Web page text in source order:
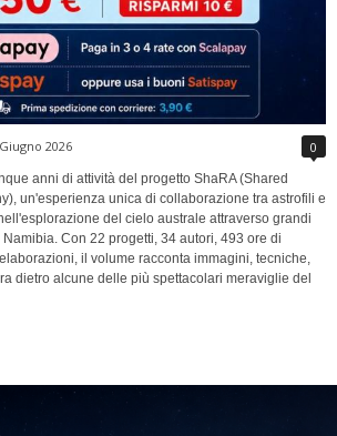
2026 0
anni di attività del progetto ShaRA (Shared
un'esperienza unica di collaborazione tra astrofili e
del cielo australe attraverso grandi
Con 22 progetti, 34 autori, 493 ore di
il volume racconta immagini, tecniche,
dietro alcune delle più spettacolari meraviglie del